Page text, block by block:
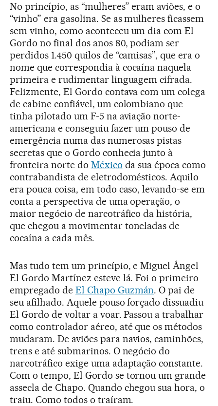
No princípio, as “mulheres” eram aviões, e o
“vinho” era gasolina. Se as mulheres ficassem
sem vinho, como aconteceu um dia com El
Gordo no final dos anos 80, podiam ser
perdidos 1.450 quilos de “camisas”, que era o
nome que correspondia à cocaína naquela
primeira e rudimentar linguagem cifrada.
Felizmente, El Gordo contava com um colega
de cabine confiável, um colombiano que
tinha pilotado um F-5 na aviação norte-
americana e conseguiu fazer um pouso de
emergência numa das numerosas pistas
secretas que o Gordo conhecia junto à
fronteira norte do México da sua época como
contrabandista de eletrodomésticos. Aquilo
era pouca coisa, em todo caso, levando-se em
conta a perspectiva de uma operação, o
maior negócio de narcotráfico da história,
que chegou a movimentar toneladas de
cocaína a cada mês.
Mas tudo tem um princípio, e Miguel Ángel
El Gordo Martínez esteve lá. Foi o primeiro
empregado de El Chapo Guzmán. O pai de
seu afilhado. Aquele pouso forçado dissuadiu
El Gordo de voltar a voar. Passou a trabalhar
como controlador aéreo, até que os métodos
mudaram. De aviões para navios, caminhões,
trens e até submarinos. O negócio do
narcotráfico exige uma adaptação constante.
Com o tempo, El Gordo se tornou um grande
assecla de Chapo. Quando chegou sua hora, o
traiu. Como todos o traíram.